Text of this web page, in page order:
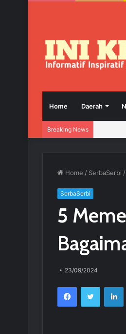
Home Daerah
Breaking News
Home / SerbaSerbi /
SerbaSerbi
5
23/09/2024